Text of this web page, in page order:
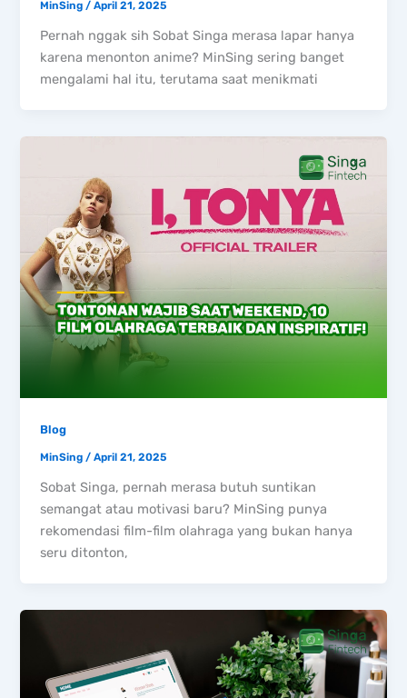
MinSing /April 21, 2025
Pernah nggak sih Sobat Singa merasa lapar hanya
karena menonton anime? MinSing sering banget
mengalami hal itu, terutama saat menikmati
Blog
MinSing/April 21, 2025
Sobat Singa, pernah merasa butuh suntikan
semangat atau motivasi baru? MinSing punya
rekomendasi film-film olahraga yang bukan hanya
seru ditonton,